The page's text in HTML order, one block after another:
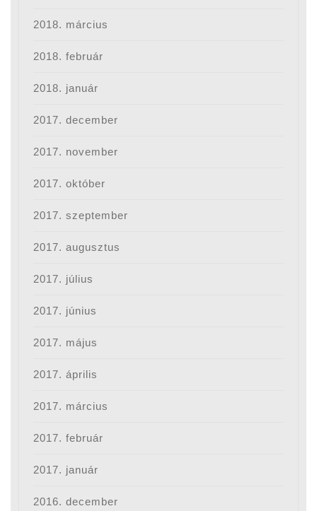
2018. március
2018. február
2018. január
2017. december
2017. november
2017. október
2017. szeptember
2017. augusztus
2017. július
2017. június
2017. május
2017. április
2017. március
2017. február
2017. január
2016. december